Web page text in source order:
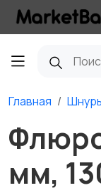
Главная
мм,